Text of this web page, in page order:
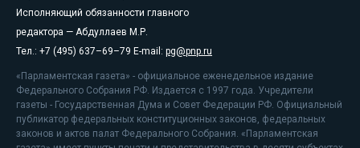
Исполняющий обязанности главного
редактора — Абдуллаев М.Р.
Тел.: +7 (495) 637–69–79 E-mail: pg@pnp.ru
«Парламентская газета» - официальное еженедельное издание
Федерального Собрания РФ. Издается с 1997 года. Учредители
газеты - Государственная Дума и Совет Федерации РФ. Официальный
публикатор федеральных конституционных законов, федеральных
законов и актов палат Федерального Собрания. «Парламентская